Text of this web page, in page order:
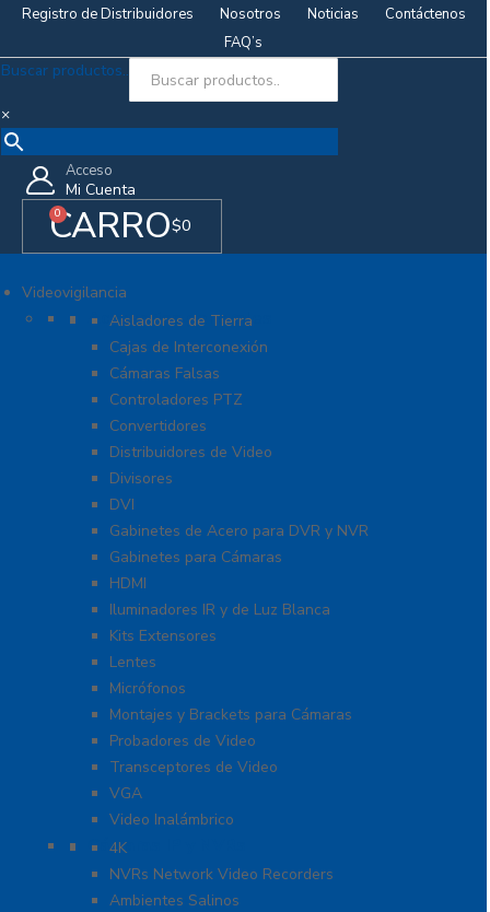
Registro de Distribuidores Nosotros Noticias
Contáctenos
FAQ’s
Buscar productos..
×
Acceso
Mi Cuenta
$0
0
CARRO
Videovigilancia
Accesorios generales
Aisladores de Tierra
Cajas de Interconexión
Cámaras Falsas
Controladores PTZ
Convertidores
Distribuidores de Video
Divisores
DVI
Gabinetes de Acero para DVR y NVR
Gabinetes para Cámaras
HDMI
Iluminadores IR y de Luz Blanca
Kits Extensores
Lentes
Micrófonos
Montajes y Brackets para Cámaras
Probadores de Video
Transceptores de Video
VGA
Video Inalámbrico
Cámaras IP y NVRs
4K
NVRs Network Video Recorders
Ambientes Salinos